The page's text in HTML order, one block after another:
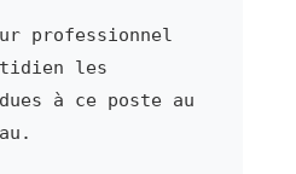
professionnel
les
à ce poste au